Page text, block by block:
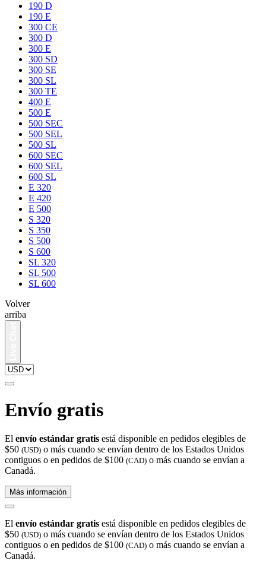
190 D
190 E
300 CE
300 D
300 E
300 SD
300 SE
300 SL
300 TE
400 E
500 E
500 SEC
500 SEL
500 SL
600 SEC
600 SEL
600 SL
E 320
E 420
E 500
S 320
S 350
S 500
S 600
SL 320
SL 500
SL 600
Volver
arriba
Envío gratis
El envío estándar gratis está disponible en pedidos elegibles de
$50 (USD) o más cuando se envían dentro de los Estados Unidos
contiguos o en pedidos de $100 (CAD) o más cuando se envían a
Canadá.
Más información
El envío estándar gratis está disponible en pedidos elegibles de
$50 (USD) o más cuando se envían dentro de los Estados Unidos
contiguos o en pedidos de $100 (CAD) o más cuando se envían a
Canadá.